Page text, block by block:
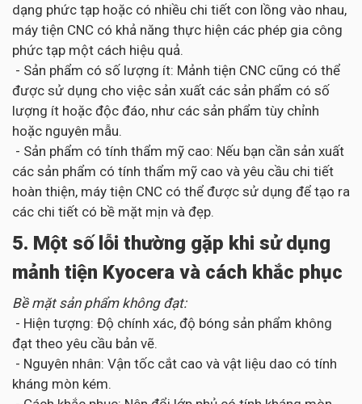
dạng phức tạp hoặc có nhiều chi tiết con lồng vào nhau,
máy tiện CNC có khả năng thực hiện các phép gia công
phức tạp một cách hiệu quả.
- Sản phẩm có số lượng ít: Mảnh tiện CNC cũng có thể
được sử dụng cho việc sản xuất các sản phẩm có số
lượng ít hoặc độc đáo, như các sản phẩm tùy chỉnh
hoặc nguyên mẫu.
- Sản phẩm có tính thẩm mỹ cao: Nếu bạn cần sản xuất
các sản phẩm có tính thẩm mỹ cao và yêu cầu chi tiết
hoàn thiện, máy tiện CNC có thể được sử dụng để tạo ra
các chi tiết có bề mặt mịn và đẹp.
5. Một số lỗi thường gặp khi sử dụng
mảnh tiện Kyocera và cách khắc phục
Bề mặt sản phẩm không đạt:
- Hiện tượng: Độ chính xác, độ bóng sản phẩm không
đạt theo yêu cầu bản vẽ.
- Nguyên nhân: Vận tốc cắt cao và vật liệu dao có tính
kháng mòn kém.